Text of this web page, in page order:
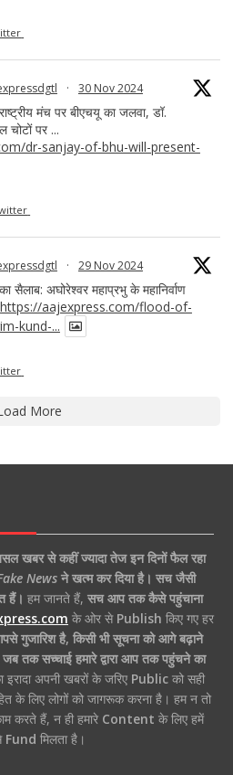
· 30 Nov 2024
मंच पर बीएचयू का जलवा, डॉ.
पर ...
dr-sanjay-of-bhu-will-present-
· 29 Nov 2024
अघोरेश्वर महाप्रभु के महानिर्वाण
https://aajexpress.com/flood-of-
kund-...
More
खबर से कहीं ज्यादा तेज इन दिनों फैल रहा
Newsने खत्म कर दिया है। सच जैसी
हैं। हम जानते हैं, सच आप तक कैसे पहुंचाना
के ओर से Publish किए गए हर
गुजारिश है, किसी भी सूचना को आगे बढ़ाने
सच्चाई हमारे द्वारा आप तक पहुंचने का
इरादा अपनी खबरों के जरिए Publicको सही
के लिए लोगों को जागरूक करना है। हम न तो
करते हैं, न ही हमारे Content के लिए हमें
Fund मिलता है।